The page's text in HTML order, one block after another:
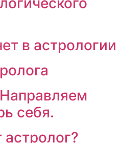
в астрологии
себя.